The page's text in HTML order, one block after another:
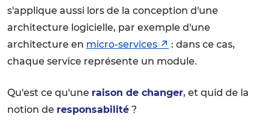
s'applique aussi lors de la conception d'une
architecture logicielle, par exemple d'une
architecture en micro-services
: dans ce cas,
chaque service représente un module.
Qu'est ce qu'une raison de changer, et quid de la
notion de responsabilité ?